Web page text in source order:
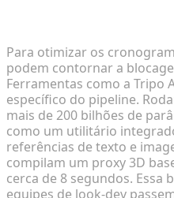
Para otimizar os
podem contornar a
Ferramentas como a Tripo
específico do pipeline.
mais de 200 bilhões de
como um utilitário
referências de texto e
compilam um proxy 3D
cerca de 8 segundos. Essa
equipes de look-dev